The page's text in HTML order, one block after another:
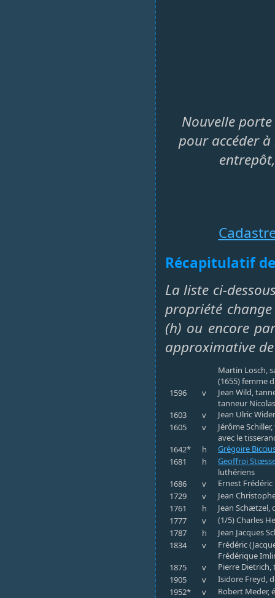
Nouvelle
pour accéder à
Récapitulatif
La liste ci-
propriété
(h) ou encore
approximative
Martin Losch,
(1655) femme
1596
v
Jean Wild,
tanneur
1603
v
Jean Ulric
1605
v
Jérôme
avec le
1642*
h
Grégoire
1681
h
Geoffroi
luthériens
1686
v
Ernest
1729
v
Jean
1761
h
Jean Schætzel,
1777
v
(1/5) Charles
1787
h
Jean Jacques
1834
v
Frédéric
Frédérique
1875
v
Pierre Dietrich,
1905
v
Isidore Freyd,
1952*
v Robert Meder,